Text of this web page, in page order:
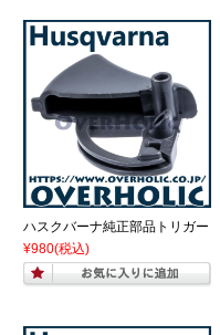
ハスクバーナ純正部品トリガー
¥980(税込)